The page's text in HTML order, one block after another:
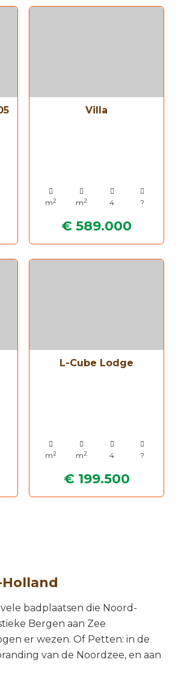
Villa
m2 m2 4 ?
€ 589.000
L-Cube Lodge
m2 m2 4 ?
€ 199.500
badplaatsen die Noord-
Bergen aan Zee
er wezen. Of Petten: in de
van de Noordzee, en aan